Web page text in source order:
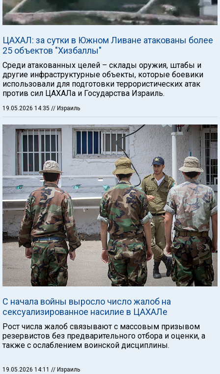
ЦАХАЛ: за сутки в Южном Ливане атакованы более
25 объектов "Хизбаллы"
Среди атакованных целей – склады оружия, штабы и
другие инфраструктурные объекты, которые боевики
использовали для подготовки террористических атак
против сил ЦАХАЛа и Государства Израиль.
19.05.2026 14:35 // Израиль
С начала войны выросло число жалоб на
сексуализированное насилие в ЦАХАЛе
Рост числа жалоб связывают с массовым призывом
резервистов без предварительного отбора и оценки, а
также с ослаблением воинской дисциплины.
19.05.2026 14:11 // Израиль